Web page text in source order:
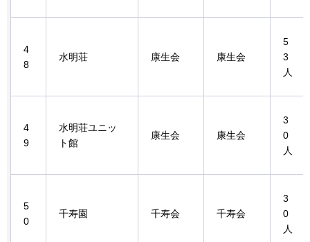
4
8
水明荘 康生会 康生会
5
3
人
4
9
水明荘ユニッ
ト館
康生会 康生会
3
0
人
5
0
千寿園 千寿会 千寿会
3
0
人